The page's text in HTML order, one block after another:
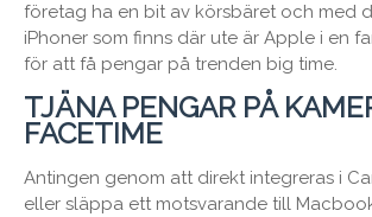
företag ha en bit av körsbäret och med
iPhoner som finns där ute är Apple i en
för att få pengar på trenden big time.
TJÄNA PENGAR PÅ
FACETIME
Antingen genom att direkt integreras i
eller släppa ett motsvarande till